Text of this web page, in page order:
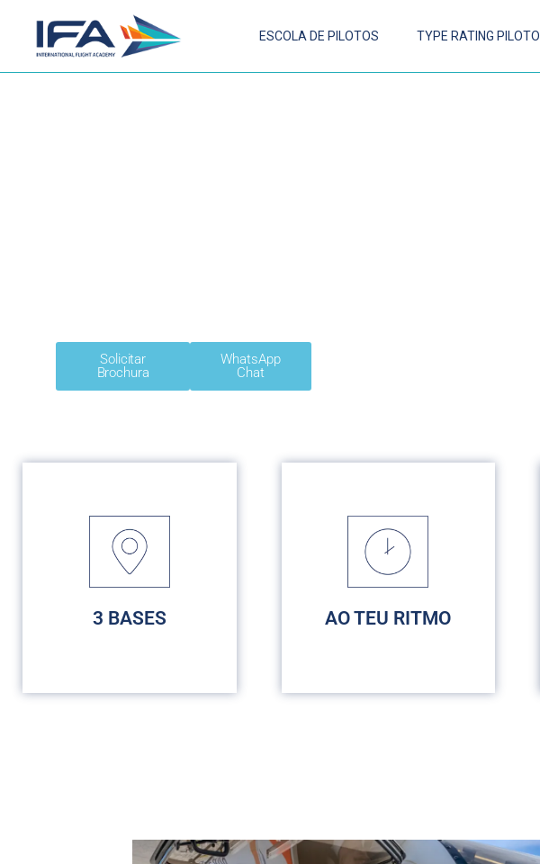
ESCOLA DE PILOTOS TYPE RATING PILOTO
Solicitar
Brochura
WhatsApp
Chat
3 BASES AO TEU RITMO